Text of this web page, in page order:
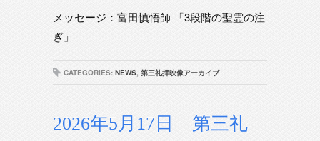
メッセージ：富田慎悟師 「3段階の聖霊の注
ぎ」
CATEGORIES: NEWS, 第三礼拝映像アーカイブ
2026年5月17日 第三礼